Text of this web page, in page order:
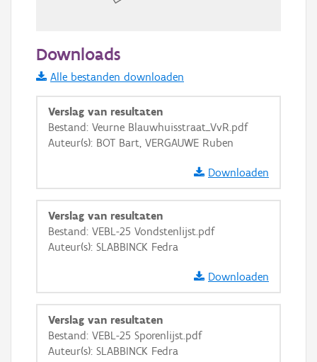
Informatie Vlaanderen
i
+ −
Basis Lagen
Ortho
GRB-Basiskaart
GRB-Basiskaart in grijswaarden
Downloads
Alle bestanden downloaden
Verslag van resultaten
Bestand: Veurne Blauwhuisstraat_VvR.pdf
Auteur(s): BOT Bart, VERGAUWE Ruben
Downloaden
Verslag van resultaten
Bestand: VEBL-25 Vondstenlijst.pdf
Auteur(s): SLABBINCK Fedra
Downloaden
Verslag van resultaten
Bestand: VEBL-25 Sporenlijst.pdf
Auteur(s): SLABBINCK Fedra